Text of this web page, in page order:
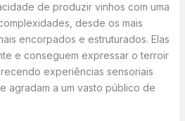
de produzir vinhos com uma
desde os mais
encorpados e estruturados. Elas
e conseguem expressar o terroir
experiências sensoriais
agradam a um vasto público de